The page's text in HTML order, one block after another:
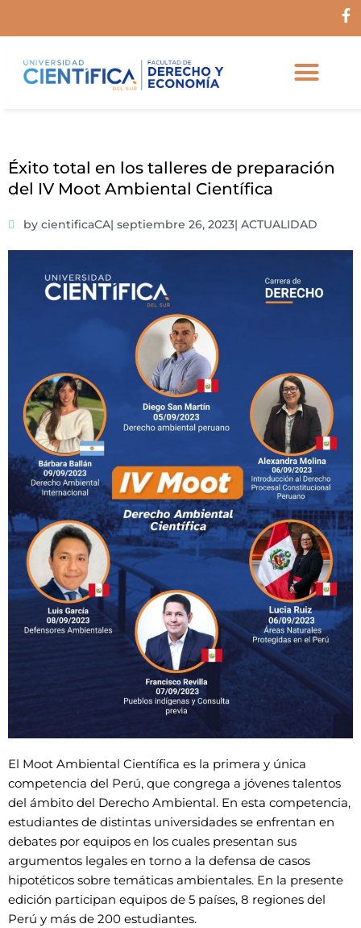
F
Éxito total en los talleres de preparación
del IV Moot Ambiental Científica
by cientificaCA| septiembre 26, 2023| ACTUALIDAD
El Moot Ambiental Científica es la primera y única
competencia del Perú, que congrega a jóvenes talentos
del ámbito del Derecho Ambiental. En esta competencia,
estudiantes de distintas universidades se enfrentan en
debates por equipos en los cuales presentan sus
argumentos legales en torno a la defensa de casos
hipotéticos sobre temáticas ambientales. En la presente
edición participan equipos de 5 países, 8 regiones del
Perú y más de 200 estudiantes.